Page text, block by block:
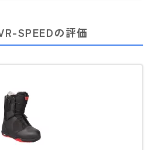
SPEEDの評価